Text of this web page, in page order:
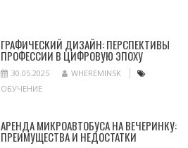
ГРАФИЧЕСКИЙ ДИЗАЙН: ПЕРСПЕКТИВЫ
ПРОФЕССИИ В ЦИФРОВУЮ ЭПОХУ
30.05.2025
WHEREMINSK
ОБУЧЕНИЕ
АРЕНДА МИКРОАВТОБУСА НА ВЕЧЕРИНКУ:
ПРЕИМУЩЕСТВА И НЕДОСТАТКИ